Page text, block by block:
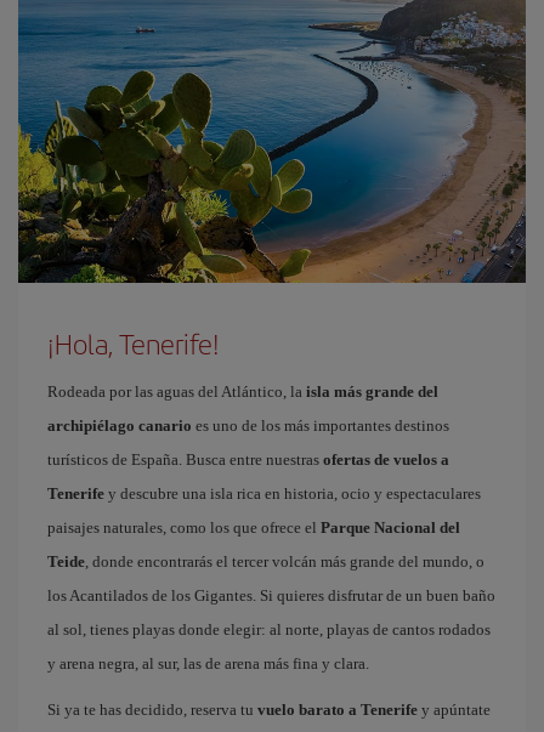
¡Hola, Tenerife!
Rodeada por las aguas del Atlántico, la isla más grande del
archipiélago canario es uno de los más importantes destinos
turísticos de España. Busca entre nuestras ofertas de vuelos a
Tenerife y descubre una isla rica en historia, ocio y espectaculares
paisajes naturales, como los que ofrece el Parque Nacional del
Teide, donde encontrarás el tercer volcán más grande del mundo, o
los Acantilados de los Gigantes. Si quieres disfrutar de un buen baño
al sol, tienes playas donde elegir: al norte, playas de cantos rodados
y arena negra, al sur, las de arena más fina y clara.
Si ya te has decidido, reserva tu vuelo barato a Tenerife y apúntate